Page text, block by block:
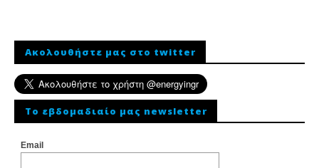
Ακολουθήστε μας στο twitter
To εβδομαδιαίο μας newsletter
Email